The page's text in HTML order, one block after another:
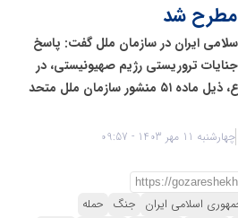
شد
ایران در سازمان ملل گفت: پاسخ
تروریستی رژیم صهیونیستی، در
چارچوب حق ذاتی دفاع مشروع، ذیل ماده ۵۱ منشور سازمان ملل متحد
چهارشنبه 11 مهر 1403 - 09:57
اسلامی ایران جنگ حمله